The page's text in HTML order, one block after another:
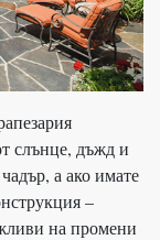
слънце, дъжд и
а ако имате
–
на промени